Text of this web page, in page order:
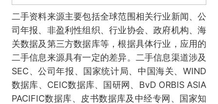
二手资料来源主要包括全球范围相关行业新闻、公
司年报、非盈利性组织、行业协会、政府机构、海
关数据及第三方数据库等，根据具体行业，应用的
二手信息来源具有一定的差异。二手信息渠道涉及
SEC、公司年报、国家统计局、中国海关、WIND
数据库、CEIC数据库、国研网、BvD ORBIS ASIA
PACIFIC数据库、皮书数据库及中经专网、国家知